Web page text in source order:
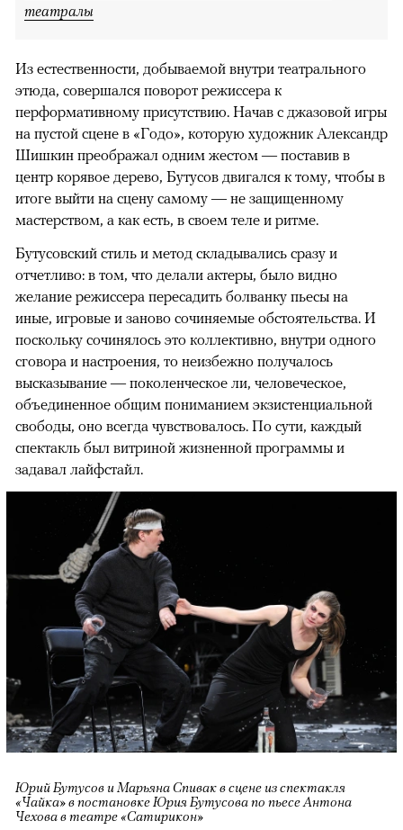
театралы
Из естественности, добываемой внутри театрального
этюда, совершался поворот режиссера к
перформативному присутствию. Начав с джазовой игры
на пустой сцене в «Годо», которую художник Александр
Шишкин преображал одним жестом — поставив в
центр корявое дерево, Бутусов двигался к тому, чтобы в
итоге выйти на сцену самому — не защищенному
мастерством, а как есть, в своем теле и ритме.
Бутусовский стиль и метод складывались сразу и
отчетливо: в том, что делали актеры, было видно
желание режиссера пересадить болванку пьесы на
иные, игровые и заново сочиняемые обстоятельства. И
поскольку сочинялось это коллективно, внутри одного
сговора и настроения, то неизбежно получалось
высказывание — поколенческое ли, человеческое,
объединенное общим пониманием экзистенциальной
свободы, оно всегда чувствовалось. По сути, каждый
спектакль был витриной жизненной программы и
задавал лайфстайл.
Юрий Бутусов и Марьяна Спивак в сцене из спектакля
«Чайка» в постановке Юрия Бутусова по пьесе Антона
Чехова в театре «Сатирикон»